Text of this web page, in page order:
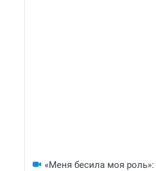
«Меня бесила моя роль»: